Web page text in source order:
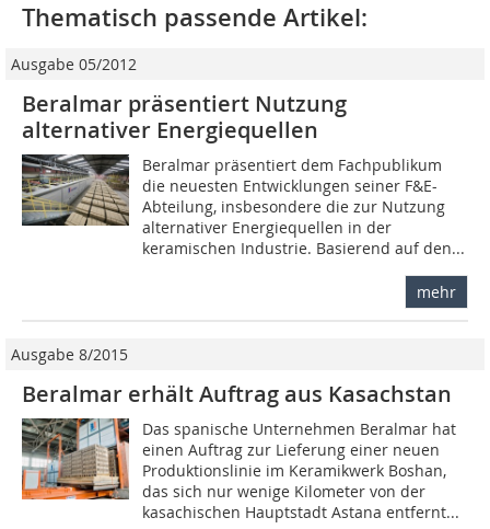
Thematisch passende Artikel:
Ausgabe 05/2012
Beralmar präsentiert Nutzung
alternativer ­Energiequellen
Beralmar präsentiert dem Fachpublikum
die neuesten Entwicklungen seiner F&E-
Abteilung, insbesondere die zur Nutzung
alternativer Energiequellen in der
keramischen Industrie. Basierend auf den...
mehr
Ausgabe 8/2015
Beralmar erhält Auftrag aus Kasachstan
Das spanische Unternehmen Beralmar hat
einen Auftrag zur Lieferung einer neuen
Produktionslinie im Keramikwerk Boshan,
das sich nur wenige Kilometer von der
kasachischen Hauptstadt Astana entfernt...